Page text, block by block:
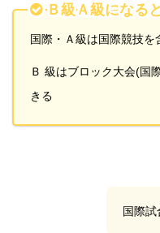
Ｂ級Ａ級になる
国際・Ａ級は国際競技を
Ｂ 級はブロック大会(国
きる
国際試